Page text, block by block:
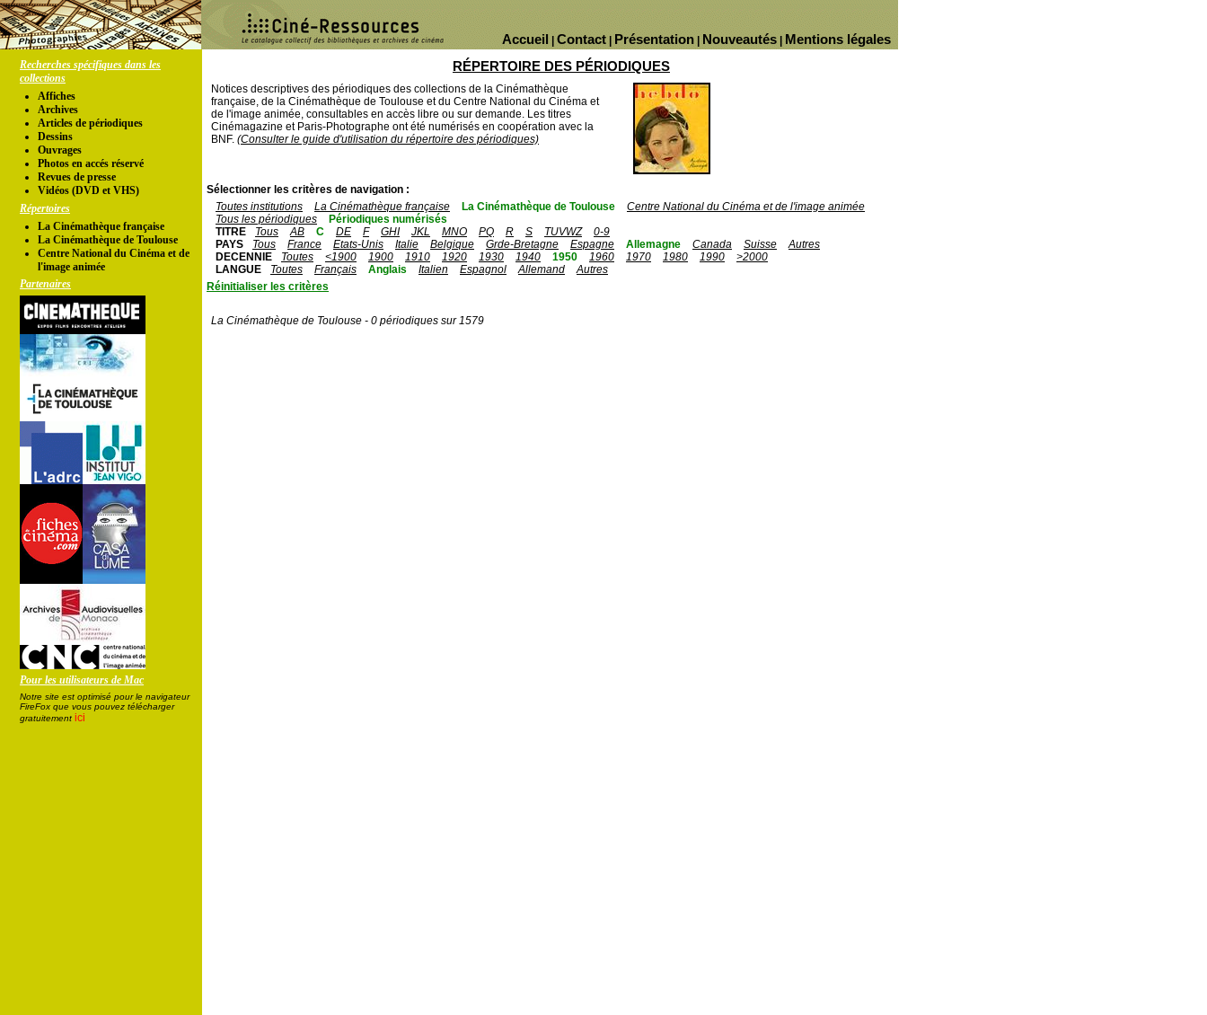
Mentions légales
Nouveautés
Présentation
Contact
Accueil
Recherches spécifiques dans les
collections
Affiches
Archives
Articles de périodiques
Dessins
Ouvrages
Photos en accés réservé
Revues de presse
Vidéos (DVD et VHS)
Répertoires
La Cinémathèque française
La Cinémathèque de Toulouse
Centre National du Cinéma et de
l'image animée
Partenaires
Pour les utilisateurs de Mac
Notre site est optimisé pour le navigateur
FireFox que vous pouvez télécharger
gratuitement ici
RÉPERTOIRE DES PÉRIODIQUES
Notices descriptives des périodiques des collections de la Cinémathèque
française, de la Cinémathèque de Toulouse et du Centre National du Cinéma et
de l'image animée, consultables en accès libre ou sur demande. Les titres
Cinémagazine et Paris-Photographe ont été numérisés en coopération avec la
BNF. (Consulter le guide d'utilisation du répertoire des périodiques)
Sélectionner les critères de navigation :
Toutes institutions
La Cinémathèque française La Cinémathèque de Toulouse
Centre National du Cinéma et de l'image animée
Tous les périodiques
Périodiques numérisés
TITRE
Tous AB C DE F GHI JKL MNO PQ R S TUVWZ
0-9
PAYS
Tous France Etats-Unis Italie Belgique Grde-Bretagne Espagne Allemagne Canada Suisse
Autres
DECENNIE
Toutes <1900 1900 1910 1920 1930 1940 1950 1960 1970 1980 1990
>2000
LANGUE
Toutes Français Anglais Italien Espagnol Allemand
Autres
Réinitialiser les critères
La Cinémathèque de Toulouse - 0 périodiques sur 1579